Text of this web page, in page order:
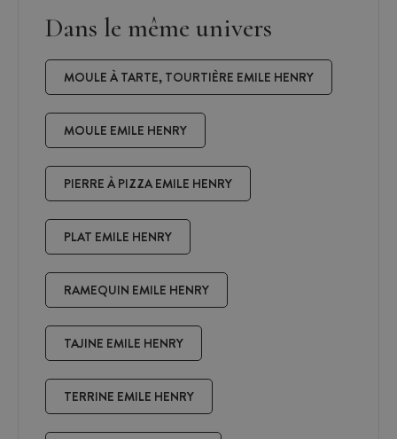
Dans le même univers
MOULE À TARTE, TOURTIÈRE EMILE HENRY
MOULE EMILE HENRY
PIERRE À PIZZA EMILE HENRY
PLAT EMILE HENRY
RAMEQUIN EMILE HENRY
TAJINE EMILE HENRY
TERRINE EMILE HENRY